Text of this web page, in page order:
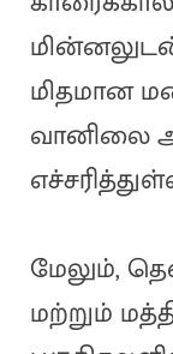
மிதமான
வானிலை
மேலும்,
மற்றும்